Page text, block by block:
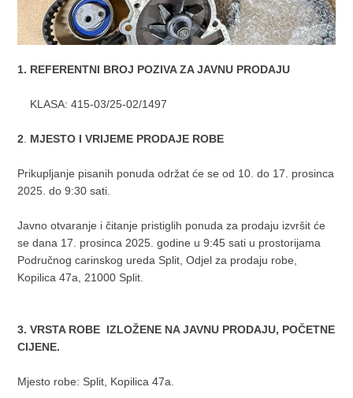
1. REFERENTNI BROJ POZIVA ZA JAVNU PRODAJU
KLASA: 415-03/25-02/1497
2 MJESTO I VRIJEME PRODAJE ROBE
Prikupljanje pisanih ponuda održat će se od 10. do 17. prosinca
2025. do 9:30 sati.
Javno otvaranje i čitanje pristiglih ponuda za prodaju izvršit će
se dana 17. prosinca 2025. godine u 9:45 sati u prostorijama
Područnog carinskog ureda Split, Odjel za prodaju robe,
Kopilica 47a, 21000 Split.
3. VRSTA ROBE IZLOŽENE NA JAVNU PRODAJU, POČETNE
CIJENE.
Mjesto robe: Split, Kopilica 47a.